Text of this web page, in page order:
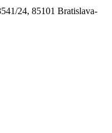
24, 85101 Bratislava-